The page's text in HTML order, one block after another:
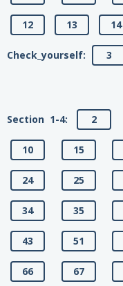
12 13 14
Сheck_yourself: 3
Section 1-4: 2
10 15
24 25
34 35
43 51
66 67